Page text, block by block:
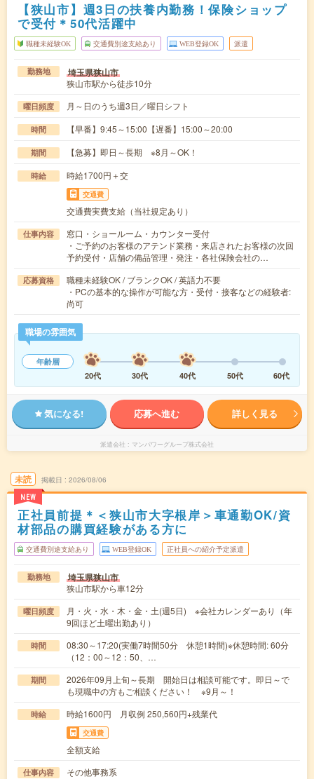
【狭山市】週3日の扶養内勤務！保険ショップ
で受付＊50代活躍中
職種未経験OK 交通費別途支給あり WEB登録OK 派遣
勤務地 埼玉県狭山市
狭山市駅から徒歩10分
曜日頻度 月～日のうち週3日／曜日シフト
時間 【早番】9:45～15:00【遅番】15:00～20:00
期間 【急募】即日～長期 ※8月～OK！
時給 時給1700円＋交
交通費
交通費実費支給（当社規定あり）
仕事内容
窓口・ショールーム・カウンター受付
・ご予約のお客様のアテンド業務・来店されたお客様の次回
予約受付・店舗の備品管理・発注・各社保険会社の…
応募資格
職種未経験OK / ブランクOK / 英語力不要
・PCの基本的な操作が可能な方・受付・接客などの経験者:
尚可
職場の雰囲気
年齢層
20代
30代 40代 50代 60代
気になる! 応募へ進む 詳しく見る
派遣会社 マンパワーグループ株式会社
未読
NEW
掲載日 2026/08/06
正社員前提＊＜狭山市大字根岸＞車通勤OK/資
材部品の購買経験がある方に
交通費別途支給あり WEB登録OK 正社員への紹介予定派遣
勤務地 埼玉県狭山市
狭山市駅から車12分
曜日頻度
月・火・水・木・金・土(週5日) ※会社カレンダーあり（年
9回ほど土曜出勤あり）
時間
08:30～17:20(実働7時間50分 休憩1時間)※休憩時間: 60分
（12：00～12：50、…
期間
2026年09月上旬～長期 開始日は相談可能です。即日～で
も現職中の方もご相談ください！ ※9月～！
時給 時給1600円 月収例 250,560円+残業代
交通費
全額支給
仕事内容
その他事務系